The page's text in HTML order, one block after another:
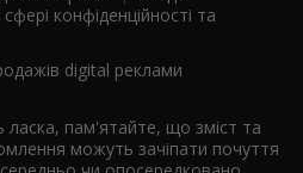
конфіденційності та
digital реклами
пам'ятайте, що зміст та
можуть зачіпати почуття